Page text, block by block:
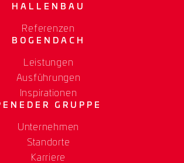
HALLENBAU
Referenzen
BOGENDACH
Leistungen
Ausführungen
Inspirationen
GRUPPE
Unternehmen
Standorte
Karriere